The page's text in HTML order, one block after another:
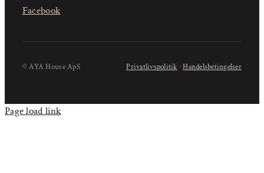
Facebook
© AYA House ApS Privatlivspolitik ·Handelsbetingelser
Page load link